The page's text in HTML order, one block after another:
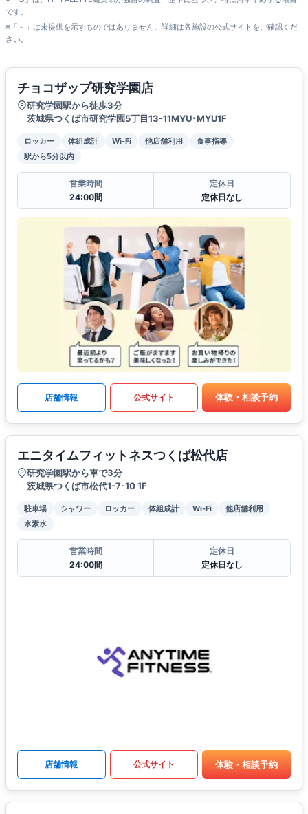
です。
※「－」は未提供を示すものではありません。詳細は各施設の公式サイトをご確認くだ
さい。
チョコザップ研究学園店
研究学園駅から徒歩3分
茨城県つくば市研究学園5丁目13-11MYU･MYU1F
ロッカー 体組成計 Wi-Fi 他店舗利用
食事指導
駅から5分以内
営業時間
24:00間
定休日
定休日なし
店舗情報 公式サイト 体験・相談予約
エニタイムフィットネスつくば松代店
研究学園駅から車で3分
茨城県つくば市松代1-7-10 1F
駐車場 シャワー ロッカー 体組成計 Wi-Fi
他店舗利用
水素水
営業時間
24:00間
定休日
定休日なし
店舗情報 公式サイト 体験・相談予約